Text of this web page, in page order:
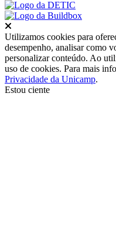
Utilizamos cookies para
desempenho, analisar como
personalizar conteúdo. Ao
uso de cookies. Para mais
Privacidade da Unicamp.
Estou ciente